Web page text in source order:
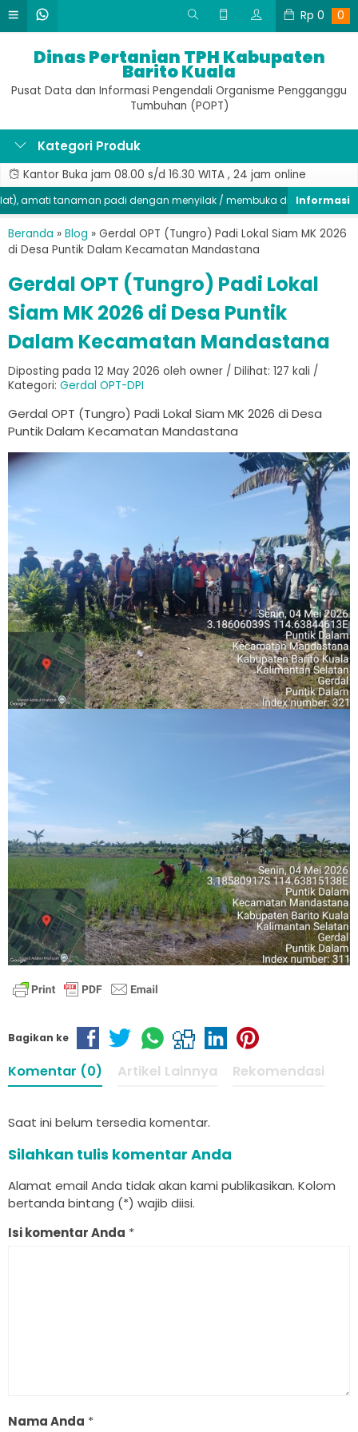
Rp 0 0
Dinas Pertanian TPH Kabupaten
Barito Kuala
Pusat Data dan Informasi Pengendali Organisme Pengganggu
Tumbuhan (POPT)
Kategori Produk
Kantor Buka jam 08.00 s/d 16.30 WITA , 24 jam online
tanaman padi dengan menyilak / membuka di bagian batang,
Beranda » Blog » Gerdal OPT (Tungro) Padi Lokal Siam MK 2026
di Desa Puntik Dalam Kecamatan Mandastana
Gerdal OPT (Tungro) Padi Lokal
Siam MK 2026 di Desa Puntik
Dalam Kecamatan Mandastana
Diposting pada 12 May 2026 oleh owner / Dilihat: 127 kali /
Kategori: Gerdal OPT-DPI
Gerdal OPT (Tungro) Padi Lokal Siam MK 2026 di Desa
Puntik Dalam Kecamatan Mandastana
Bagikan ke
Komentar (0) Artikel Lainnya Rekomendasi
Saat ini belum tersedia komentar.
Silahkan tulis komentar Anda
Alamat email Anda tidak akan kami publikasikan. Kolom
bertanda bintang (*) wajib diisi.
Isi komentar Anda *
Nama Anda *